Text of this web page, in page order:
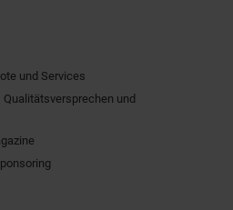
und Services
und